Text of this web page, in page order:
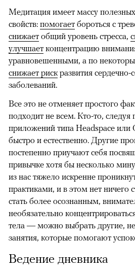
Медитация имеет массу
свойств: помогает бороться с
снижает общий уровень стресса,
улучшает концентрацию
уравновешенными, а по
снижает риск развития сердечно-
заболеваний.
Все это не отменяет простого
подходит не всем. Кто-то, следуя
приложений типа Headspace или
быстро и естественно. Другие
постепенно приучают себя
привычке хотя бы несколько
из нас тяжело искренне
практиками, и в этом нет ничего
стать более осознанным,
необязательно
тела — можно выбрать другие,
занятия, которые помогают
Ведение дневника